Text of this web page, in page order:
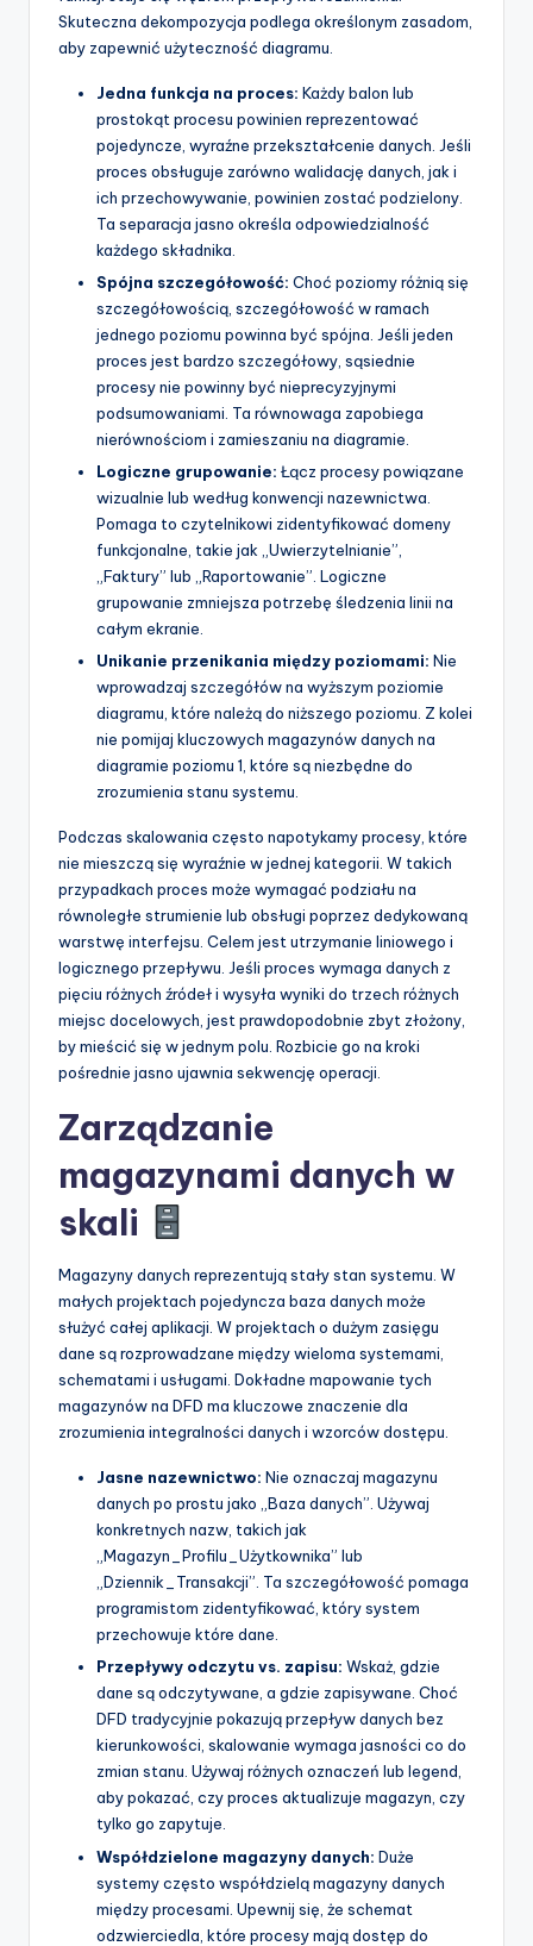
Skuteczna dekompozycja podlega określonym zasadom,
aby zapewnić użyteczność diagramu.
Jedna funkcja na proces: Każdy balon lub
prostokąt procesu powinien reprezentować
pojedyncze, wyraźne przekształcenie danych. Jeśli
proces obsługuje zarówno walidację danych, jak i
ich przechowywanie, powinien zostać podzielony.
Ta separacja jasno określa odpowiedzialność
każdego składnika.
Spójna szczegółowość: Choć poziomy różnią się
szczegółowością, szczegółowość w ramach
jednego poziomu powinna być spójna. Jeśli jeden
proces jest bardzo szczegółowy, sąsiednie
procesy nie powinny być nieprecyzyjnymi
podsumowaniami. Ta równowaga zapobiega
nierównościom i zamieszaniu na diagramie.
Logiczne grupowanie: Łącz procesy powiązane
wizualnie lub według konwencji nazewnictwa.
Pomaga to czytelnikowi zidentyfikować domeny
funkcjonalne, takie jak „Uwierzytelnianie”,
„Faktury” lub „Raportowanie”. Logiczne
grupowanie zmniejsza potrzebę śledzenia linii na
całym ekranie.
Unikanie przenikania między poziomami: Nie
wprowadzaj szczegółów na wyższym poziomie
diagramu, które należą do niższego poziomu. Z kolei
nie pomijaj kluczowych magazynów danych na
diagramie poziomu 1, które są niezbędne do
zrozumienia stanu systemu.
Podczas skalowania często napotykamy procesy, które
nie mieszczą się wyraźnie w jednej kategorii. W takich
przypadkach proces może wymagać podziału na
równoległe strumienie lub obsługi poprzez dedykowaną
warstwę interfejsu. Celem jest utrzymanie liniowego i
logicznego przepływu. Jeśli proces wymaga danych z
pięciu różnych źródeł i wysyła wyniki do trzech różnych
miejsc docelowych, jest prawdopodobnie zbyt złożony,
by mieścić się w jednym polu. Rozbicie go na kroki
pośrednie jasno ujawnia sekwencję operacji.
Zarządzanie
magazynami danych w
skali
Magazyny danych reprezentują stały stan systemu. W
małych projektach pojedyncza baza danych może
służyć całej aplikacji. W projektach o dużym zasięgu
dane są rozprowadzane między wieloma systemami,
schematami i usługami. Dokładne mapowanie tych
magazynów na DFD ma kluczowe znaczenie dla
zrozumienia integralności danych i wzorców dostępu.
Jasne nazewnictwo: Nie oznaczaj magazynu
danych po prostu jako „Baza danych”. Używaj
konkretnych nazw, takich jak
„Magazyn_Profilu_Użytkownika” lub
„Dziennik_Transakcji”. Ta szczegółowość pomaga
programistom zidentyfikować, który system
przechowuje które dane.
Przepływy odczytu vs. zapisu: Wskaż, gdzie
dane są odczytywane, a gdzie zapisywane. Choć
DFD tradycyjnie pokazują przepływ danych bez
kierunkowości, skalowanie wymaga jasności co do
zmian stanu. Używaj różnych oznaczeń lub legend,
aby pokazać, czy proces aktualizuje magazyn, czy
tylko go zapytuje.
Współdzielone magazyny danych: Duże
systemy często współdzielą magazyny danych
między procesami. Upewnij się, że schemat
odzwierciedla, które procesy mają dostęp do